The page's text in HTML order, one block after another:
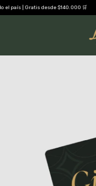
país | Gratis desde $140.000 🛒